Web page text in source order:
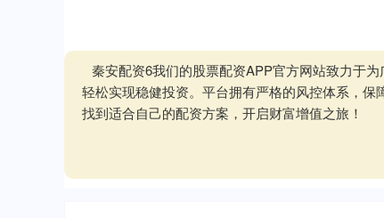
秦安配资6我们的股票配资APP官方网站致力于
轻松实现稳健投资。平台拥有严格的风控体系，
找到适合自己的配资方案，开启财富增值之旅！